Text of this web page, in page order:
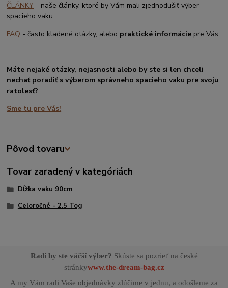
ČLÁNKY - naše články, ktoré by Vám mali zjednodušiť výber
spacieho vaku
FAQ -často kladené otázky, alebo praktické informácie pre Vás
Máte nejaké otázky, nejasnosti alebo by ste si len chceli
nechať poradiť s výberom správneho spacieho vaku pre svoju
ratolesť?
Sme tu pre Vás!
Pôvod tovaru
Tovar zaradený v kategóriách
Dĺžka vaku 90cm
Celoročné - 2.5 Tog
Radi by ste väčší výber? Skúste sa pozrieť na české
stránkywww.the-dream-bag.cz
A my Vám radi Vaše objednávky zlúčime v jednu, a odošleme za